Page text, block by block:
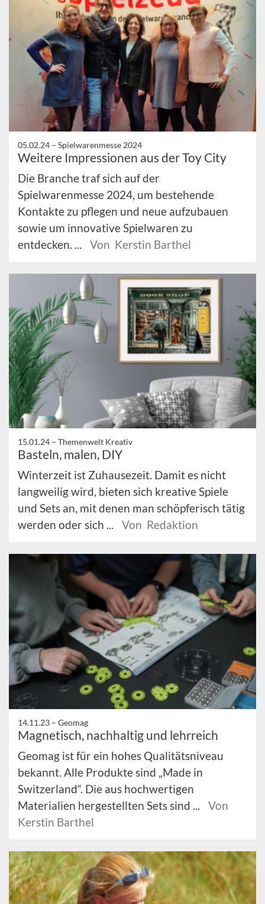
05.02.24 – Spielwarenmesse 2024
Weitere Impressionen aus der Toy City
Die Branche traf sich auf der
Spielwarenmesse 2024, um bestehende
Kontakte zu pflegen und neue aufzubauen
sowie um innovative Spielwaren zu
entdecken. ...
Von Kerstin Barthel
15.01.24 – Themenwelt Kreativ
Basteln, malen, DIY
Winterzeit ist Zuhausezeit. Damit es nicht
langweilig wird, bieten sich kreative Spiele
und Sets an, mit denen man schöpferisch tätig
werden oder sich ...
Von Redaktion
14.11.23 – Geomag
Magnetisch, nachhaltig und lehrreich
Geomag ist für ein hohes Qualitätsniveau
bekannt. Alle Produkte sind „Made in
Switzerland“. Die aus hochwertigen
Materialien hergestellten Sets sind ...
Von
Kerstin Barthel